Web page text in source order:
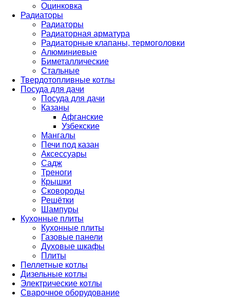
Оцинковка
Радиаторы
Радиаторы
Радиаторная арматура
Радиаторные клапаны, термоголовки
Алюминиевые
Биметаллические
Стальные
Твердотопливные котлы
Посуда для дачи
Посуда для дачи
Казаны
Афганские
Узбекские
Мангалы
Печи под казан
Аксессуары
Садж
Треноги
Крышки
Сковороды
Решётки
Шампуры
Кухонные плиты
Кухонные плиты
Газовые панели
Духовые шкафы
Плиты
Пеллетные котлы
Дизельные котлы
Электрические котлы
Сварочное оборудование